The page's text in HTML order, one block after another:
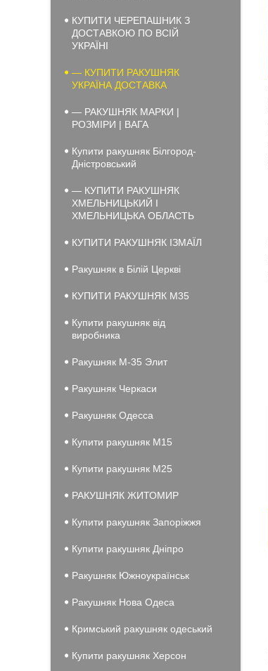
КУПИТИ ЧЕРЕПАШНИК З
ДОСТАВКОЮ ПО ВСІЙ
УКРАЇНІ
— КУПИТИ РАКУШНЯК
УКРАЇНА ДОСТАВКА
— РАКУШНЯК МАРКИ |
РОЗМІРИ | ВАГА
Купити ракушняк Білгород-
Дністровський
— КУПИТИ РАКУШНЯК
ХМЕЛЬНИЦЬКИЙ І
ХМЕЛЬНИЦЬКА ОБЛАСТЬ
КУПИТИ РАКУШНЯК ІЗМАЇЛ
Ракушняк в Білій Церкві
КУПИТИ РАКУШНЯК М35
Купити ракушняк від
виробника
Ракушняк М-35 Элит
Ракушняк Черкаси
Ракушняк Одесса
Купити ракушняк М15
Купити ракушняк М25
РАКУШНЯК ЖИТОМИР
Купити ракушняк Запоріжжя
Купити ракушняк Дніпро
Ракушняк Южноукраїнськ
Ракушняк Нова Одеса
Кримський ракушняк одеський
Купити ракушняк Херсон